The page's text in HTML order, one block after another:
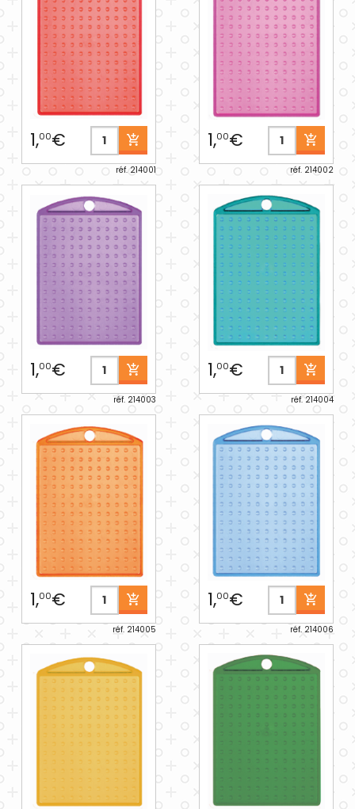
1,00€
réf. 214001
1,00€
réf. 214002
1,00€
réf. 214003
1,00€
réf. 214004
1,00€
réf. 214005
1,00€
réf. 214006